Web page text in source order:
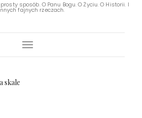
sposób. O Panu Bogu. O Życiu. O Historii. I
fajnych rzeczach.
Toggle Navigation